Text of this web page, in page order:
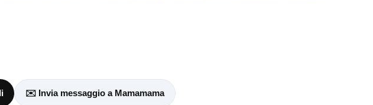
✉️ Invia messaggio a Mamamama